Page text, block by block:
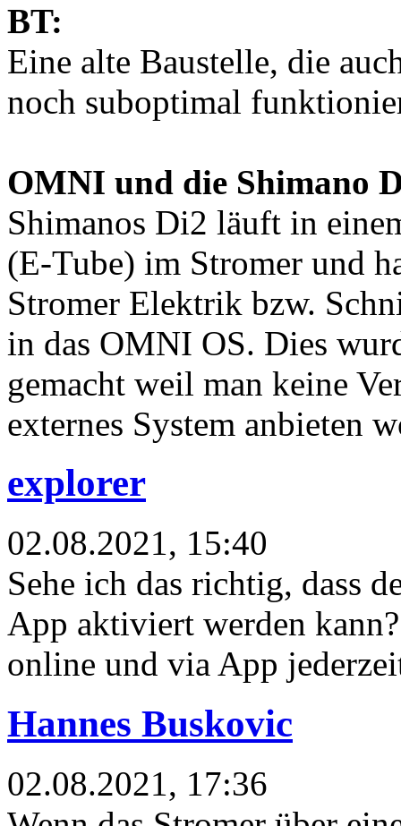
BT:
Eine alte Baustelle, die
noch suboptimal
OMNI und die Shimano
Shimanos Di2 läuft in
(E-Tube) im Stromer und
Stromer Elektrik bzw.
in das OMNI OS. Dies
gemacht weil man keine
externes System anbieten
explorer
02.08.2021, 15:40
Sehe ich das richtig, dass
App aktiviert werden
online und via App
Hannes Buskovic
02.08.2021, 17:36